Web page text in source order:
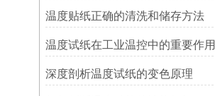
温度贴纸正确的清洗和储存方法
温度试纸在工业温控中的重要作用
深度剖析温度试纸的变色原理